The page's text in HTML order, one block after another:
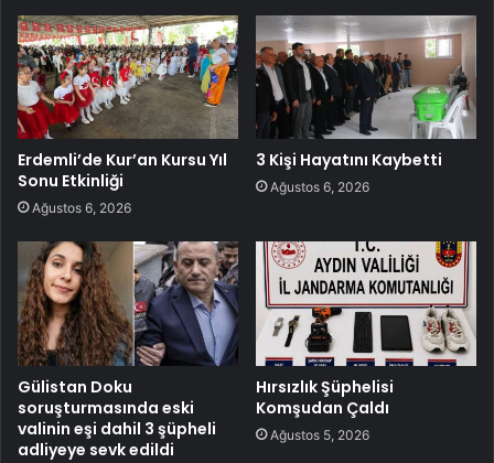
Erdemli’de Kur’an Kursu Yıl
Sonu Etkinliği
Ağustos 6, 2026
3 Kişi Hayatını Kaybetti
Ağustos 6, 2026
Gülistan Doku
soruşturmasında eski
valinin eşi dahil 3 şüpheli
adliyeye sevk edildi
Hırsızlık Şüphelisi
Komşudan Çaldı
Ağustos 5, 2026